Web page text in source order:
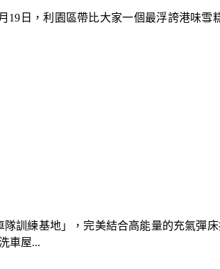
19日，利園區帶比大家一個最浮誇港味
隊訓練基地」，完美結合高能量的充氣
車屋...